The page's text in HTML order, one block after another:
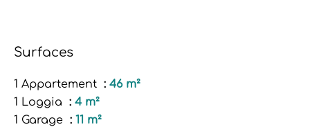
Surfaces
1 Appartement
46 m²
1 Loggia
4 m²
1 Garage
11 m²